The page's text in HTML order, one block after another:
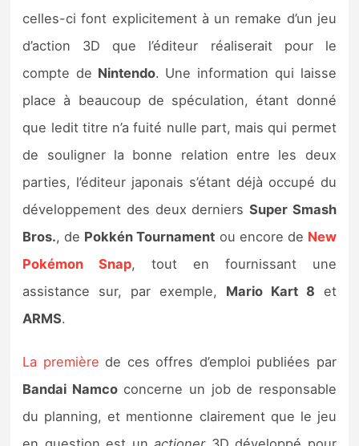
Autres tests
Previews
Précommandes
Précommandes jeux Switch 2
Sorties de jeux
Bons plans
Guides
celles-ci font explicitement à un remake d’un jeu
d’action 3D que l’éditeur réaliserait pour le
compte de Nintendo. Une information qui laisse
place à beaucoup de spéculation, étant donné
que ledit titre n’a fuité nulle part, mais qui permet
de souligner la bonne relation entre les deux
parties, l’éditeur japonais s’étant déjà occupé du
développement des deux derniersSuper Smash
Bros., de Pokkén Tournament ou encore de New
Pokémon Snap, tout en fournissant une
assistance sur, par exemple, Mario Kart 8 et
ARMS.
La première de ces offres d’emploi publiées par
Bandai Namcoconcerne un job de responsable
du planning, et mentionne clairement que le jeu